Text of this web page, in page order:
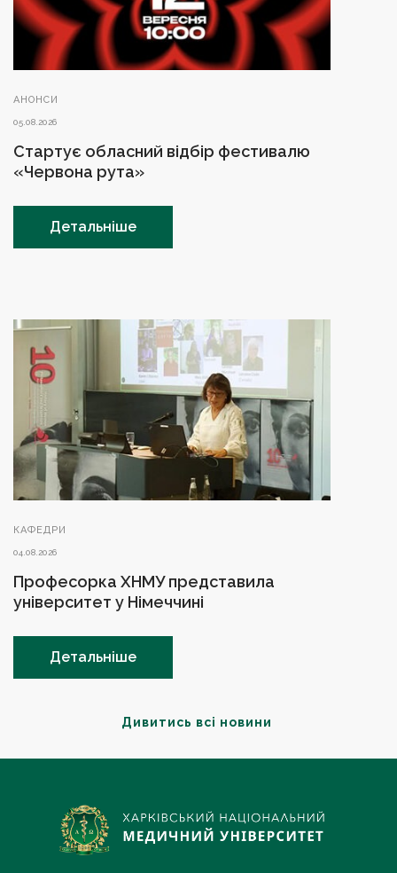
Дивитись всі новини
АНОНСИ
05.08.2026
Стартує обласний відбір фестивалю
«Червона рута»
Детальніше
КАФЕДРИ
04.08.2026
Професорка ХНМУ представила
університет у Німеччині
Детальніше